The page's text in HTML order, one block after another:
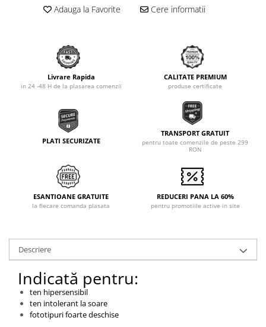
Adauga la Favorite Cere informatii
Livrare Rapida
in 24 -48 H de la plasarea comenzii
CALITATE PREMIUM
produse certificate
PLATI SECURIZATE
TRANSPORT GRATUIT
pentru toate comenzile de peste 299
RON
ESANTIOANE GRATUITE
la fiecare comanda plasata
REDUCERI PANA LA 60%
pentru promotiile active in site
Descriere
Indicată pentru:
ten hipersensibil
ten intolerant la soare
fototipuri foarte deschise